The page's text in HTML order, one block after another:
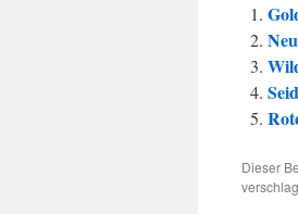
Dieser